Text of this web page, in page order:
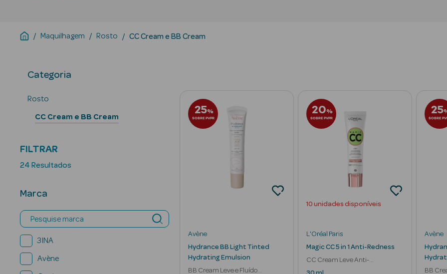
Maquilhagem Rosto CC Cream e BB Cream
Categoria
Rosto
CC Cream e BB Cream
FILTRAR
24 Resultados
Marca
Pesquise marca
3INA
Avène
25%
SOBRE PVPR
Avène
Hydrance BB Light Tinted
Hydrating Emulsion
BB Cream Leve e Fluído
20%
SOBRE PVPR
10 unidades disponíveis
L'Oréal Paris
Magic CC 5 in 1 Anti-Redness
CC Cream Leve Anti-
Vermelhidão Hidratante 24h
25
SOBRE
Avène
BB